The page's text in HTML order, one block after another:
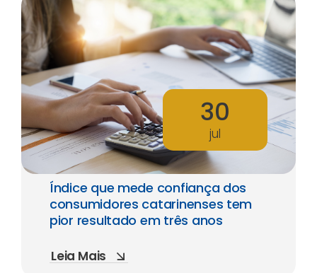
30
jul
Índice que mede confiança dos
consumidores catarinenses tem
pior resultado em três anos
Leia Mais